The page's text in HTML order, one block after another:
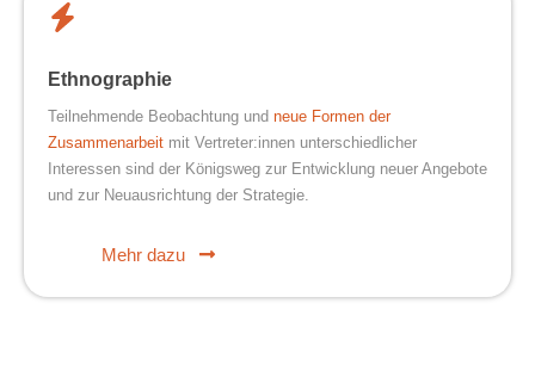
Ethnographie
Teilnehmende Beobachtung und neue Formen der
Zusammenarbeit mit Vertreter:innen unterschiedlicher
Interessen sind der Königsweg zur Entwicklung neuer Angebote
und zur Neuausrichtung der Strategie.
Mehr dazu